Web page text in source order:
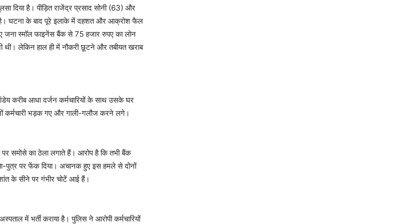
दिया है। पीड़ित राजेंद्र प्रसाद सोनी (63) और
है। घटना के बाद पूरे इलाके में दहशत और आक्रोश फैल
जना स्मॉल फाइनेंस बैंक से 75 हजार रुपए का लोन
थी। लेकिन हाल ही में नौकरी छूटने और तबीयत खराब
करीब आधा दर्जन कर्मचारियों के साथ उसके घर
कर्मचारी भड़क गए और गाली-गलौज करने लगे।
पर समोसे का ठेला लगाते हैं। आरोप है कि तभी बैंक
पुत्र पर फेंक दिया। अचानक हुए इस हमले से दोनों
के सीने पर गंभीर चोटें आई हैं।
में भर्ती कराया है। पुलिस ने आरोपी कर्मचारियों